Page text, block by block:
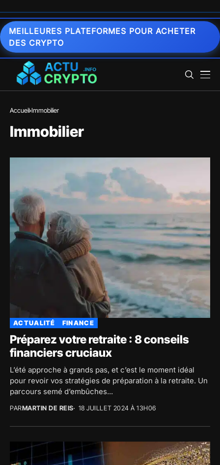
MEILLEURES PLATEFORMES POUR ACHETER
DES CRYPTO
Accueil Immobilier
Immobilier
ACTUALITÉ FINANCE
Préparez votre retraite : 8 conseils
financiers cruciaux
L’été approche à grands pas, et c’est le moment idéal
pour revoir vos stratégies de préparation à la retraite. Un
parcours semé d’embûches...
PARMARTIN DE REIS 18 JUILLET 2024 À 13H06